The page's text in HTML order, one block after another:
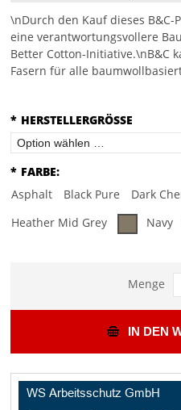
\nDurch den Kauf dieses
eine verantwortungsvollere
Better Cotton-Initiative.\nB&C
Fasern für alle
* HERSTELLERGRÖSSE
* FARBE:
Asphalt
Black Pure Dark
Heather Mid Grey
Navy
Menge
IN DEN